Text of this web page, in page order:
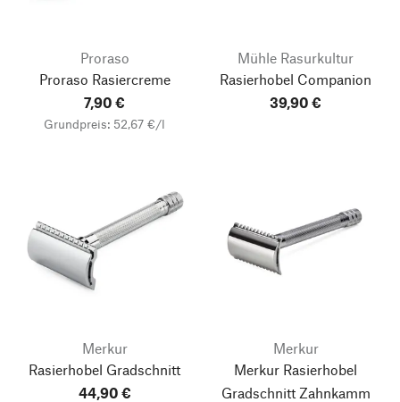
Proraso
Proraso Rasiercreme
7,90 €
Grundpreis: 52,67 €/l
Mühle Rasurkultur
Rasierhobel Companion
39,90 €
Merkur
Rasierhobel Gradschnitt
44,90 €
Merkur
Merkur Rasierhobel
Gradschnitt Zahnkamm